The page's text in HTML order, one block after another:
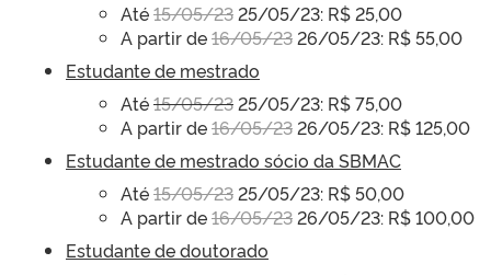
Até15/05/2325/05/23: R$ 25,00
A partir de16/05/2326/05/23: R$ 55,00
Estudante de mestrado
Até15/05/2325/05/23: R$ 75,00
A partir de16/05/2326/05/23: R$ 125,00
Estudante de mestrado sócio da SBMAC
Até15/05/2325/05/23: R$ 50,00
A partir de16/05/2326/05/23: R$ 100,00
Estudante de doutorado